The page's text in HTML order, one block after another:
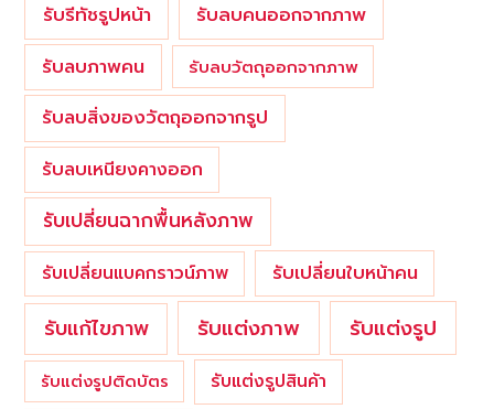
รับรีทัชรูปหน้า
รับลบคนออกจากภาพ
รับลบภาพคน
รับลบวัตถุออกจากภาพ
รับลบสิ่งของวัตถุออกจากรูป
รับลบเหนียงคางออก
รับเปลี่ยนฉากพื้นหลังภาพ
รับเปลี่ยนแบคกราวน์ภาพ รับเปลี่ยนใบหน้าคน
รับแก้ไขภาพ รับแต่งภาพ รับแต่งรูป
รับแต่งรูปติดบัตร รับแต่งรูปสินค้า